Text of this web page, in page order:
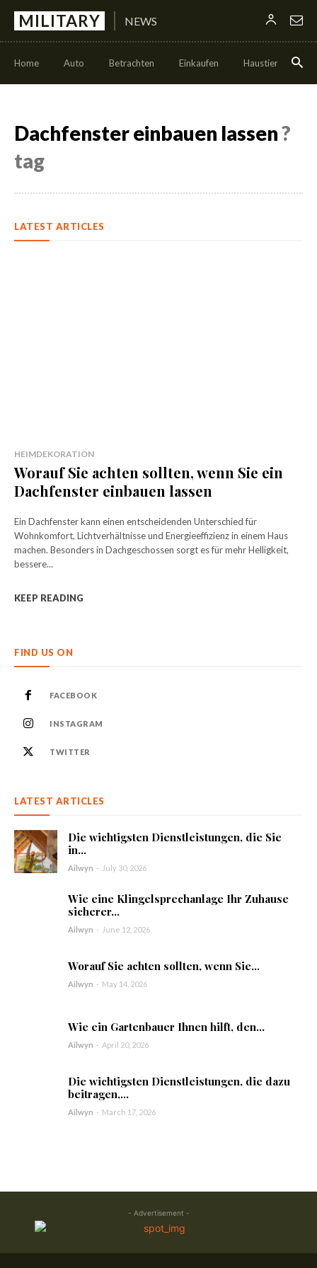
MILITARY NEWS
Home Auto Betrachten Einkaufen Haustier
Dachfenster einbauen lassen?
tag
LATEST ARTICLES
HEIMDEKORATION
Worauf Sie achten sollten, wenn Sie ein
Dachfenster einbauen lassen
Ein Dachfenster kann einen entscheidenden Unterschied für
Wohnkomfort, Lichtverhältnisse und Energieeffizienz in einem Haus
machen. Besonders in Dachgeschossen sorgt es für mehr Helligkeit,
bessere...
KEEP READING
FIND US ON
FACEBOOK
INSTAGRAM
TWITTER
LATEST ARTICLES
Die wichtigsten Dienstleistungen, die Sie
in...
Ailwyn - July 30, 2026
Wie eine Klingelsprechanlage Ihr Zuhause
sicherer...
Ailwyn - June 12, 2026
Worauf Sie achten sollten, wenn Sie...
Ailwyn - May 14, 2026
Wie ein Gartenbauer Ihnen hilft, den...
Ailwyn - April 20, 2026
Die wichtigsten Dienstleistungen, die dazu
beitragen,...
Ailwyn - March 17, 2026
- Advertisement -